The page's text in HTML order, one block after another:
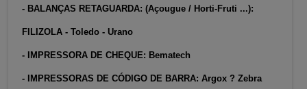
- BALANÇAS RETAGUARDA: (Açougue / Horti-Fruti ...):
FILIZOLA - Toledo - Urano
- IMPRESSORA DE CHEQUE: Bematech
- IMPRESSORAS DE CÓDIGO DE BARRA: Argox ? Zebra